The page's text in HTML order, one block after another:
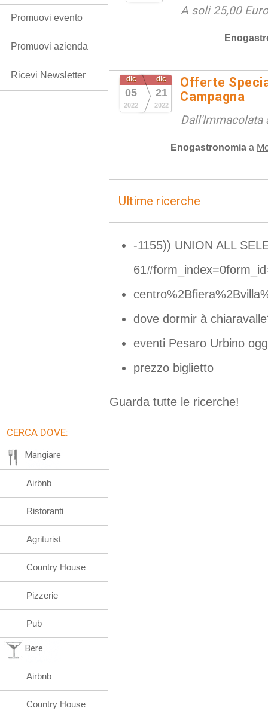
A soli 25,00 Euro
dic
05
2022
dic
21
2022
Offerte
Campagna
Dall'Immacolata
Enogastronomia a
Ultime ricerche
-1155)) UNION ALL
dove dormir à
eventi Pesaro Urbino
prezzo biglietto
Guarda tutte le ricerche!
Promuovi evento
Promuovi azienda
Ricevi Newsletter
CERCA DOVE:
Mangiare
Airbnb
Ristoranti
Agriturist
Country House
Pizzerie
Pub
Bere
Airbnb
Country House